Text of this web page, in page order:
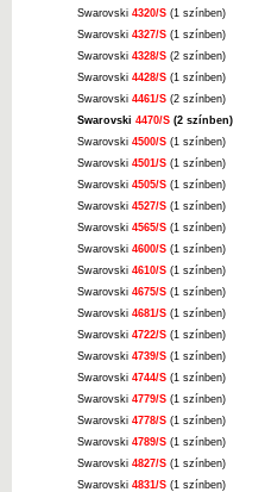
Swarovski 4320/S (1 színben)
Swarovski 4327/S (1 színben)
Swarovski 4328/S (2 színben)
Swarovski 4428/S (1 színben)
Swarovski 4461/S (2 színben)
Swarovski 4470/S (2 színben)
Swarovski 4500/S (1 színben)
Swarovski 4501/S (1 színben)
Swarovski 4505/S (1 színben)
Swarovski 4527/S (1 színben)
Swarovski 4565/S (1 színben)
Swarovski 4600/S (1 színben)
Swarovski 4610/S (1 színben)
Swarovski 4675/S (1 színben)
Swarovski 4681/S (1 színben)
Swarovski 4722/S (1 színben)
Swarovski 4739/S (1 színben)
Swarovski 4744/S (1 színben)
Swarovski 4779/S (1 színben)
Swarovski 4778/S (1 színben)
Swarovski 4789/S (1 színben)
Swarovski 4827/S (1 színben)
Swarovski 4831/S (1 színben)